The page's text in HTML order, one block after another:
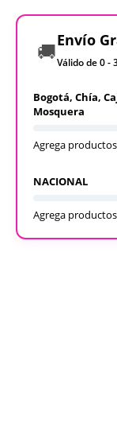
🚚 Envío
Válido de 0 -
Bogotá, Chía,
Mosquera
Agrega
NACIONAL
Agrega